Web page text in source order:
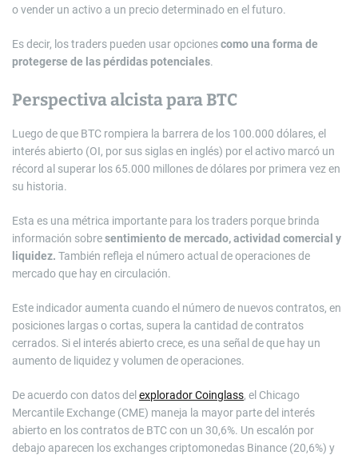
o vender un activo a un precio determinado en el futuro.
Es decir, los traders pueden usar opcionescomo una forma de
protegerse de las pérdidas potenciales.
Perspectiva alcista para BTC
Luego de que BTC rompiera la barrera de los 100.000 dólares, el
interés abierto (OI, por sus siglas en inglés) por el activo marcó un
récord al superar los 65.000 millones de dólares por primera vez en
su historia.
Esta es una métrica importante para los traders porque brinda
información sobresentimiento de mercado, actividad comercial y
liquidez. También refleja el número actual de operaciones de
mercado que hay en circulación.
Este indicador aumenta cuando el número de nuevos contratos, en
posiciones largas o cortas, supera la cantidad de contratos
cerrados. Si el interés abierto crece, es una señal de que hay un
aumento de liquidez y volumen de operaciones.
De acuerdo con datos del explorador Coinglass, el Chicago
Mercantile Exchange (CME) maneja la mayor parte del interés
abierto en los contratos de BTC con un 30,6%. Un escalón por
debajo aparecen los exchanges criptomonedas Binance (20,6%) y